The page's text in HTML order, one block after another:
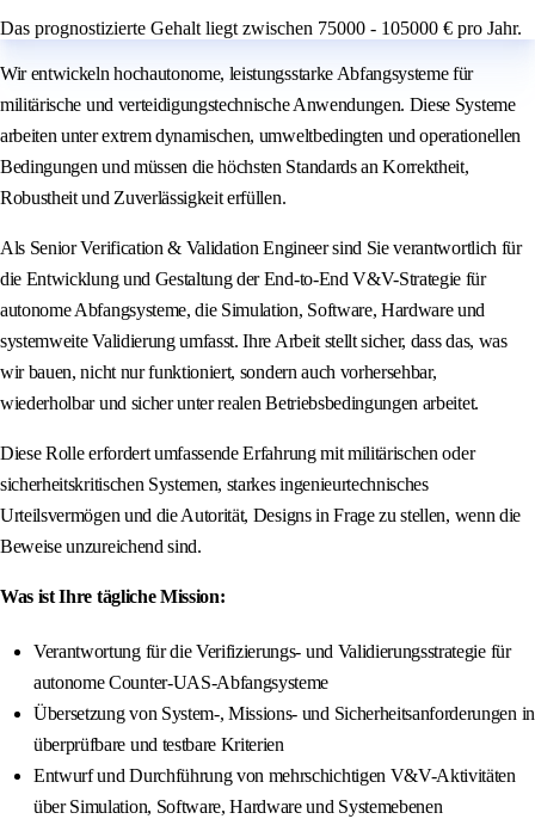
Das prognostizierte Gehalt liegt zwischen 75000 - 105000 € pro Jahr.
Wir entwickeln hochautonome, leistungsstarke Abfangsysteme für
militärische und verteidigungstechnische Anwendungen. Diese Systeme
arbeiten unter extrem dynamischen, umweltbedingten und operationellen
Bedingungen und müssen die höchsten Standards an Korrektheit,
Robustheit und Zuverlässigkeit erfüllen.
Als Senior Verification & Validation Engineer sind Sie verantwortlich für
die Entwicklung und Gestaltung der End-to-End V&V-Strategie für
autonome Abfangsysteme, die Simulation, Software, Hardware und
systemweite Validierung umfasst. Ihre Arbeit stellt sicher, dass das, was
wir bauen, nicht nur funktioniert, sondern auch vorhersehbar,
wiederholbar und sicher unter realen Betriebsbedingungen arbeitet.
Diese Rolle erfordert umfassende Erfahrung mit militärischen oder
sicherheitskritischen Systemen, starkes ingenieurtechnisches
Urteilsvermögen und die Autorität, Designs in Frage zu stellen, wenn die
Beweise unzureichend sind.
Was ist Ihre tägliche Mission:
Verantwortung für die Verifizierungs- und Validierungsstrategie für
autonome Counter-UAS-Abfangsysteme
Übersetzung von System-, Missions- und Sicherheitsanforderungen in
überprüfbare und testbare Kriterien
Entwurf und Durchführung von mehrschichtigen V&V-Aktivitäten
über Simulation, Software, Hardware und Systemebenen